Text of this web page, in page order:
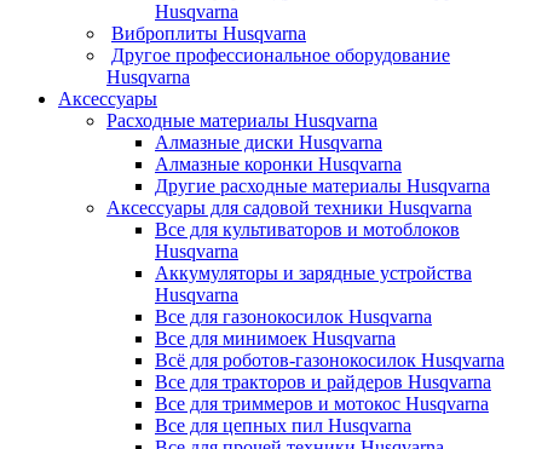
Husqvarna
Виброплиты Husqvarna
Другое профессиональное оборудование
Husqvarna
Аксессуары
Расходные материалы Husqvarna
Алмазные диски Husqvarna
Алмазные коронки Husqvarna
Другие расходные материалы Husqvarna
Аксессуары для садовой техники Husqvarna
Все для культиваторов и мотоблоков
Husqvarna
Аккумуляторы и зарядные устройства
Husqvarna
Все для газонокосилок Husqvarna
Все для минимоек Husqvarna
Всё для роботов-газонокосилок Husqvarna
Все для тракторов и райдеров Husqvarna
Все для триммеров и мотокос Husqvarna
Все для цепных пил Husqvarna